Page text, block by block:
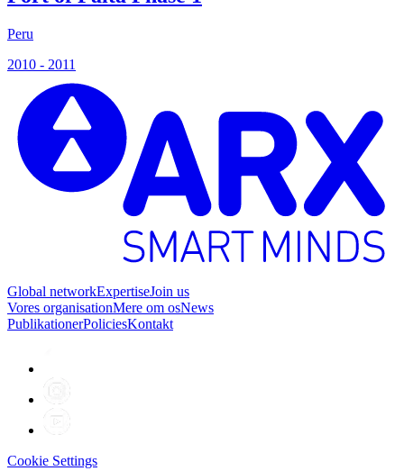
Peru
2010 - 2011
Global networkExpertiseJoin us
Vores organisationMere om osNews
PublikationerPoliciesKontakt
Cookie Settings